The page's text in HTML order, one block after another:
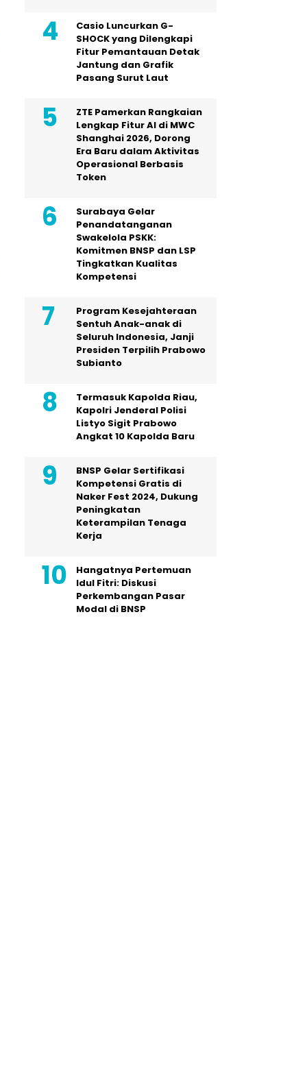
Casio Luncurkan G-
SHOCK yang Dilengkapi
Fitur Pemantauan Detak
Jantung dan Grafik
Pasang Surut Laut
ZTE Pamerkan Rangkaian
Lengkap Fitur AI di MWC
Shanghai 2026, Dorong
Era Baru dalam Aktivitas
Operasional Berbasis
Token
Surabaya Gelar
Penandatanganan
Swakelola PSKK:
Komitmen BNSP dan LSP
Tingkatkan Kualitas
Kompetensi
Program Kesejahteraan
Sentuh Anak-anak di
Seluruh Indonesia, Janji
Presiden Terpilih Prabowo
Subianto
Termasuk Kapolda Riau,
Kapolri Jenderal Polisi
Listyo Sigit Prabowo
Angkat 10 Kapolda Baru
BNSP Gelar Sertifikasi
Kompetensi Gratis di
Naker Fest 2024, Dukung
Peningkatan
Keterampilan Tenaga
Kerja
Hangatnya Pertemuan
Idul Fitri: Diskusi
Perkembangan Pasar
Modal di BNSP